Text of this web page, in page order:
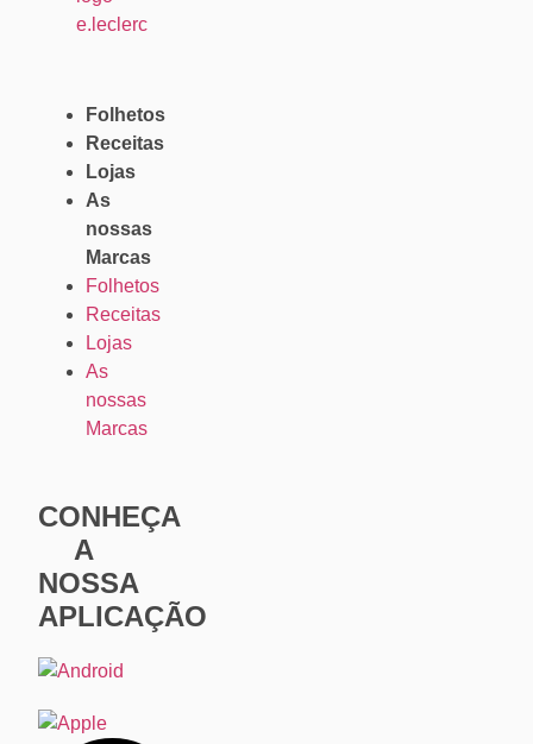
Folhetos
Receitas
Lojas
As
nossas
Marcas
Folhetos
Receitas
Lojas
As
nossas
Marcas
CONHEÇA
A
NOSSA
APLICAÇÃO